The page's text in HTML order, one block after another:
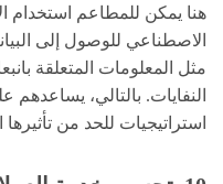
هنا يمكن للمطاعم استخدام
الاصطناعي للوصول إلى
مثل المعلومات المتعلقة
النفايات. بالتالي،
استراتيجيات للحد من تأثيرها